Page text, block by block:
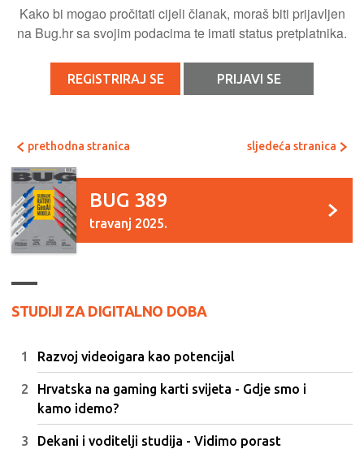
Kako bi mogao pročitati cijeli članak, moraš biti prijavljen
na Bug.hr sa svojim podacima te imati status pretplatnika.
REGISTRIRAJ SE PRIJAVI SE
prethodna stranica sljedeća stranica
BUG 389
travanj 2025.
STUDIJI ZA DIGITALNO DOBA
Razvoj videoigara kao potencijal
Hrvatska na gaming karti svijeta - Gdje smo i
kamo idemo?
Dekani i voditelji studija - Vidimo porast